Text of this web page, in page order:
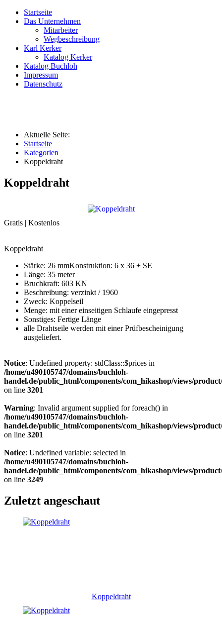
Startseite
Das Unternehmen
Mitarbeiter
Wegbeschreibung
Karl Kerker
Katalog Kerker
Katalog Buchloh
Impressum
Datenschutz
Aktuelle Seite:
Startseite
Kategorien
Koppeldraht
Koppeldraht
Gratis | Kostenlos
Koppeldraht
Stärke: 26 mmKonstruktion: 6 x 36 + SE
Länge: 35 meter
Bruchkraft: 603 KN
Beschreibung: verzinkt / 1960
Zweck: Koppelseil
Menge: mit einer einseitigen Schlaufe eingepresst
Sonstiges: Fertige Länge
alle Drahtseile werden mit einer Prüfbescheinigung
ausgeliefert.
Notice: Undefined property: stdClass::$prices in
/home/u490105747/domains/buchloh-
handel.de/public_html/components/com_hikashop/views/
on line 3201
Warning: Invalid argument supplied for foreach() in
/home/u490105747/domains/buchloh-
handel.de/public_html/components/com_hikashop/views/
on line 3201
Notice: Undefined variable: selected in
/home/u490105747/domains/buchloh-
handel.de/public_html/components/com_hikashop/views/
on line 3249
Zuletzt angeschaut
Koppeldraht